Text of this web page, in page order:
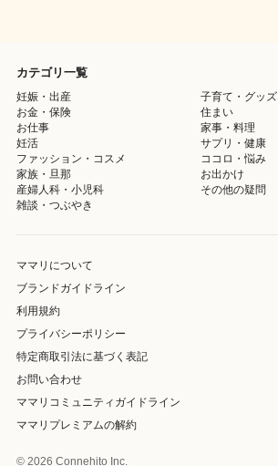
カテゴリ一覧
妊娠・出産
子育て・グッズ
お金・保険
住まい
お仕事
家事・料理
妊活
サプリ・健康
ファッション・コスメ
ココロ・悩み
家族・旦那
お出かけ
産婦人科・小児科
その他の疑問
雑談・つぶやき
ママリについて
ブランドガイドライン
利用規約
プライバシーポリシー
特定商取引法に基づく表記
お問い合わせ
ママリコミュニティガイドライン
ママリプレミアムの解約
© 2026 Connehito Inc.